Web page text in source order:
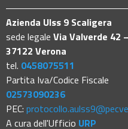
Azienda Ulss 9 Scaligera
sede legale Via Valverde 42 –
37122 Verona
tel. 0458075511
Partita Iva/Codice Fiscale
02573090236
PEC:
A cura dell'Ufficio URP